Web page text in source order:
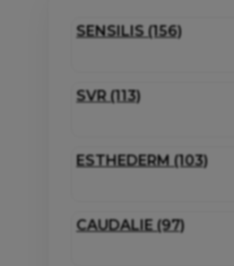
SENSILIS (156)
SVR (113)
ESTHEDERM (103)
CAUDALIE (97)